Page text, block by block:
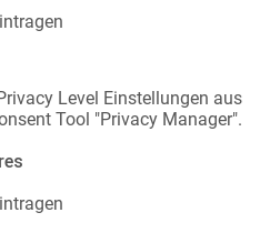
Level Einstellungen aus
Tool "Privacy Manager".